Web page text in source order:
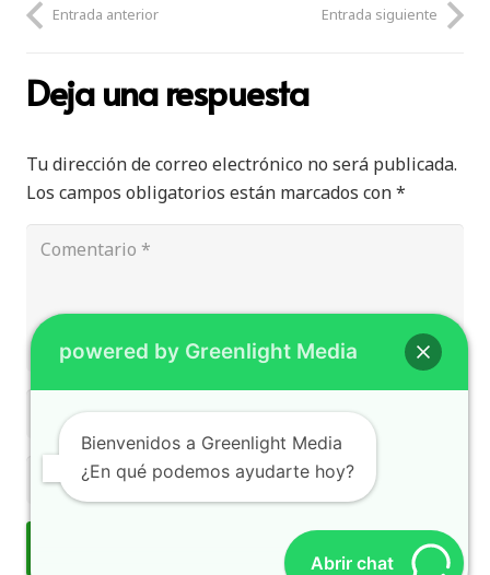
Entrada anterior Entrada siguiente
Deja una respuesta
Tu dirección de correo electrónico no será publicada.
Los campos obligatorios están marcados con*
PUBLICAR EL COMENTARIO
powered by Greenlight Media
Bienvenidos a Greenlight Media
¿En qué podemos ayudarte hoy?
Abrir chat